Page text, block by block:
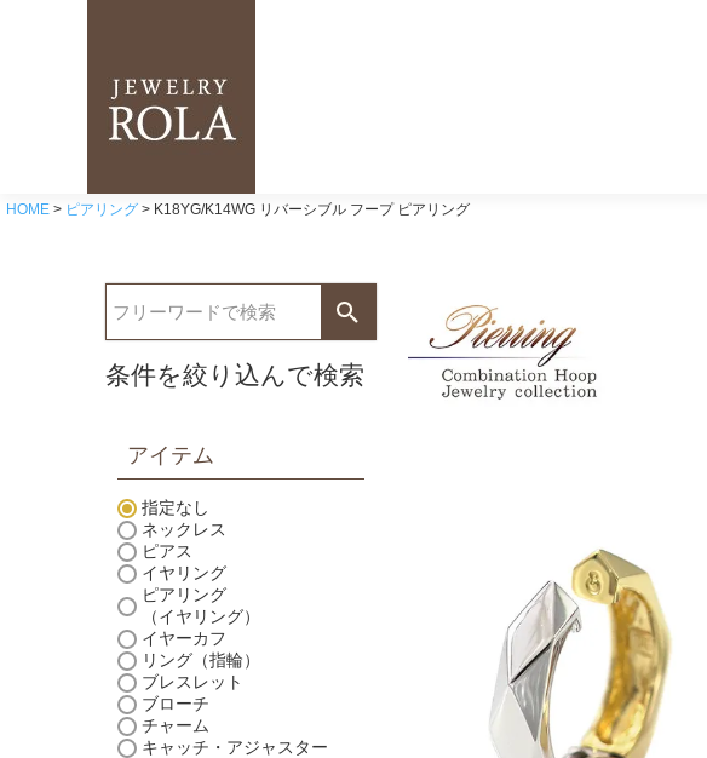
HOME ピアリング K18YG/K14WG リバーシブル フープ ピアリング
条件を絞り込んで検索
アイテム
指定なし
ネックレス
ピアス
イヤリング
ピアリング
（イヤリング）
イヤーカフ
リング（指輪）
ブレスレット
ブローチ
チャーム
キャッチ・アジャスター